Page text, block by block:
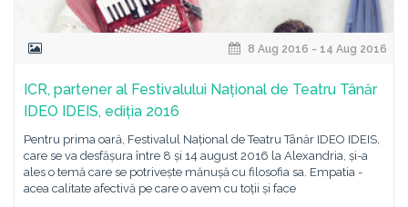
8 Aug 2016 - 14 Aug 2016
ICR, partener al Festivalului Național de Teatru Tânăr
IDEO IDEIS, ediția 2016
Pentru prima oară, Festivalul Național de Teatru Tânăr IDEO IDEIS,
care se va desfășura între 8 și 14 august 2016 la Alexandria, și-a
ales o temă care se potrivește mănușă cu filosofia sa. Empatia -
acea calitate afectivă pe care o avem cu toții și face